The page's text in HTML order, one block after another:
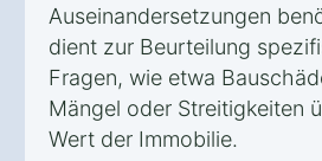
Auseinandersetzungen
dient zur Beurteilung
Fragen, wie etwa
Mängel oder Streitigkeiten
Wert der Immobilie.